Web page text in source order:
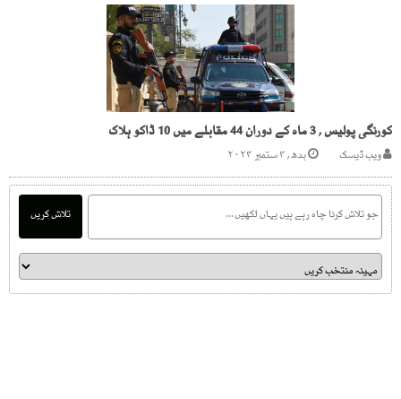
کورنگی پولیس , 3 ماہ کے دوران 44 مقابلے میں 10 ڈاکو ہلاک
ویب ڈیسک بدھ, ۴ ستمبر ۲۰۲۴
تلاش کریں